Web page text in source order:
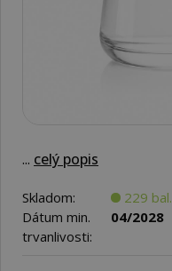
... celý popis
Skladom: 229 bal.
Dátum min.
trvanlivosti:
04/2028